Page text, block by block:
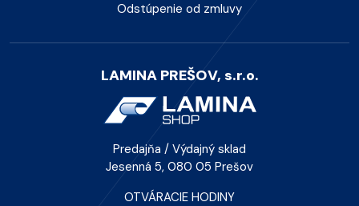
Odstúpenie od zmluvy
LAMINA PREŠOV, s.r.o.
Predajňa / Výdajný sklad
Jesenná 5, 080 05 Prešov
OTVÁRACIE HODINY